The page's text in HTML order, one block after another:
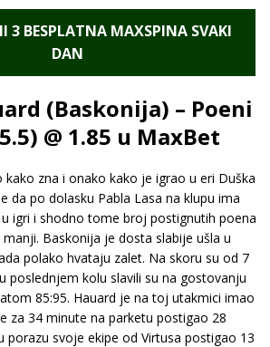
3 BESPLATNA MAXSPINA SVAKI
DAN
(Baskonija) – Poeni
@ 1.85 u MaxBet
kako zna i onako kako je igrao u eri Duška
da po dolasku Pabla Lasa na klupu ima
igri i shodno tome broj postignutih poena
Baskonija je dosta slabije ušla u
polako hvataju zalet. Na skoru su od 7
poslednjem kolu slavili su na gostovanju
85:95. Hauard je na toj utakmici imao
za 34 minute na parketu postigao 28
porazu svoje ekipe od Virtusa postigao 13